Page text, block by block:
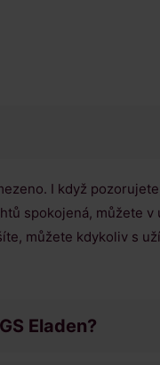
I když
spokojená, můžete
můžete kdykoliv s
Eladen?